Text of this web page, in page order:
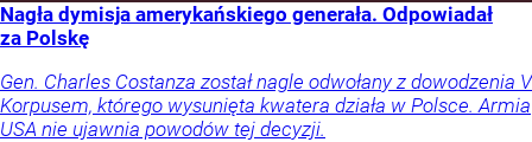
Nagła dymisja amerykańskiego generała. Odpowiadał
za Polskę
Gen. Charles Costanza został nagle odwołany z dowodzenia V
Korpusem, którego wysunięta kwatera działa w Polsce. Armia
USA nie ujawnia powodów tej decyzji.